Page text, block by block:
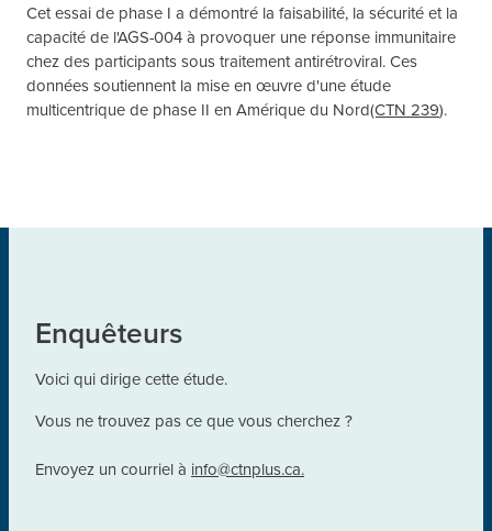
Cet essai de phase I a démontré la faisabilité, la sécurité et la
capacité de l'AGS-004 à provoquer une réponse immunitaire
chez des participants sous traitement antirétroviral. Ces
données soutiennent la mise en œuvre d'une étude
multicentrique de phase II en Amérique du Nord(CTN 239).
Enquêteurs
Voici qui dirige cette étude.
Vous ne trouvez pas ce que vous cherchez ?
Envoyez un courriel à info@ctnplus.ca.